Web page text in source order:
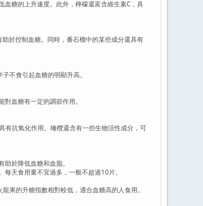
糖的上升速度。此外，檸檬還富含維生素C，具
於控制血糖。同時，番石榴中的某些成分還具有
不會引起血糖的明顯升高。
血糖有一定的調節作用。
抗氧化作用。橄欖還含有一些生物活性成分，可
於降低血糖和血脂。
天食用量不宜過多，一般不超過10片。
的升糖指數相對較低，適合血糖高的人食用。